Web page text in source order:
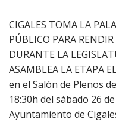
CIGALES TOMA LA
PÚBLICO PARA
DURANTE LA
ASAMBLEA LA ETAPA
en el Salón de Plenos
18:30h del sábado 26
Ayuntamiento de